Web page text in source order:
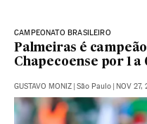
CAMPEONATO BRASILEIRO
Palmeiras é
Chapecoense por 1 a
GUSTAVO MONIZ São Paulo NOV 27,